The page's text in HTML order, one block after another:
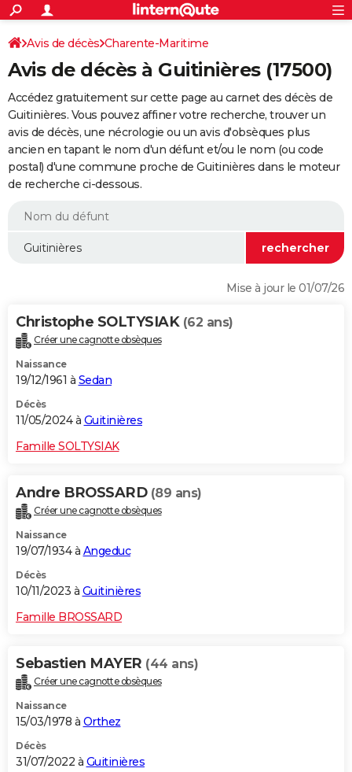
ACTUALITÉS
Politique
Société
Faits Divers
Education
Monde
Villes
+
SPORT
Coupe du monde 2026
Football
Tennis
Cyclisme
Rugby
Forum
Programme TV
TNT
Streaming
Cinéma
Sorties cinéma
Musique
+
FINANCE
Retraite
Impôts
Epargne
Immobilier
Risques naturels par ville
Banque
Assurance
Crédit
AUTO
Essais
Réserver un essai
Citadines
Berlines
SUV
Forum auto
+
HIGH-TECH
BRICOLAGE
WEEK-END
Alimentation
Guide de la santé
Maladies
Médicaments
Sommeil
VOYAGE
Destinations
City break
Voyage nature
Voyage de noces
Forum
Climat
+PHOTO
GUIDES D'ACHAT
Carte de Noël
Carte Bonne année
Carte Saint-Valentin
Carte Pâques
Carte d'anniversaire
DICTIONNAIRE
Dictionnaire
Biographies
Citations
Expressions
Proverbes
PROGRAMME TV
S'inscrire
Se connecter
Lycées
Collèges
Primaires
Universités
Entreprises
Service militaire
Avis de recherche
AVIS DE DÉCÈS
FORUM
Bricolage
Lifestyle
Culture
Auto
Television
Voyage
Cinema
S'inscrire
Connexion
Avis de décès Charente-Maritime
Avis de décès à Guitinières (17500)
Accédez gratuitement sur cette page au carnet des décès de
Guitinières. Vous pouvez affiner votre recherche, trouver un
avis de décès, une nécrologie ou un avis d'obsèques plus
ancien en tapant le nom d'un défunt et/ou le nom (ou code
postal) d'une commune proche de Guitinières dans le moteur
de recherche ci-dessous.
Mise à jour le 01/07/26
Christophe SOLTYSIAK (62 ans)
Créer une cagnotte obsèques
Naissance
19/12/1961 à Sedan
Décès
11/05/2024 à Guitinières
Famille SOLTYSIAK
Andre BROSSARD (89 ans)
Créer une cagnotte obsèques
Naissance
19/07/1934 à Angeduc
Décès
10/11/2023 à Guitinières
Famille BROSSARD
Sebastien MAYER (44 ans)
Créer une cagnotte obsèques
Naissance
15/03/1978 à Orthez
Décès
31/07/2022 à Guitinières